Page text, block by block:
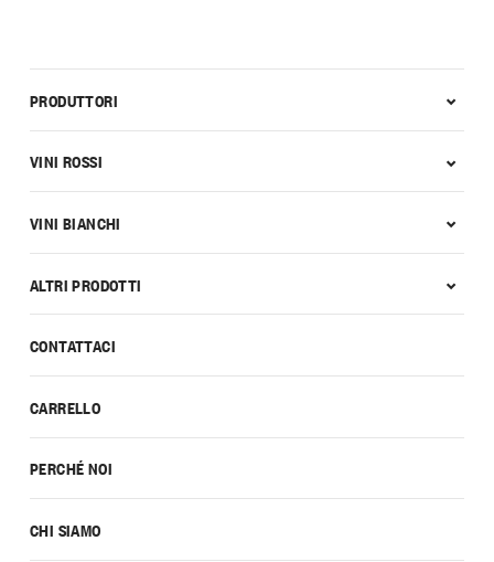
CONTATTACI
CARRELLO
PERCHÉ NOI
CHI SIAMO
PRODUTTORI
VINI ROSSI
VINI BIANCHI
ALTRI PRODOTTI